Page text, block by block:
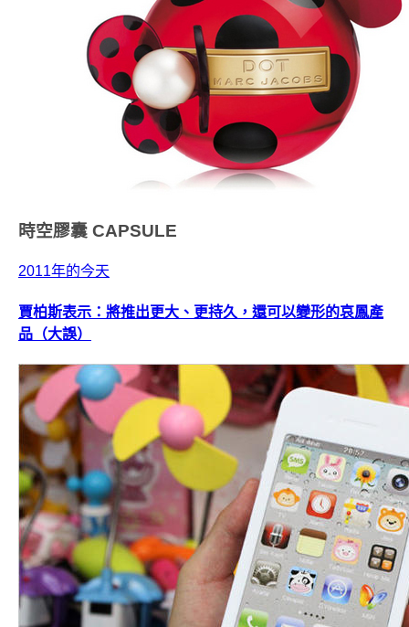
時空膠囊 CAPSULE
2011年的今天
賈柏斯表示：將推出更大、更持久，還可以變形的哀鳳產
品（大誤）